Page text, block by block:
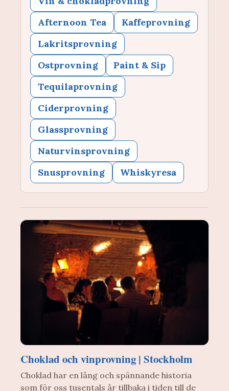
Afternoon Tea
Kaffeprovning
Lakritsprovning
Ostprovning
Paint & Sip
Tequilaprovning
Ciderprovning
Glassprovning
Naturvinsprovning
Snusprovning
Whiskyresa
Choklad och vinprovning | Stockholm
Choklad har en lång och spännande historia
som för oss tusentals år tillbaka i tiden till de